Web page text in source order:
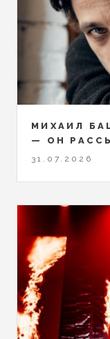
МИХАИЛ
— ОН
31.07.2026